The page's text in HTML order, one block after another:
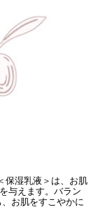
保湿乳液＞は、お肌
与えます。バラン
お肌をすこやかに